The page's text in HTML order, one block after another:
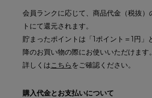
会員ランクに応じて、商品代金（税抜）
トにて還元されます。
貯まったポイントは「1ポイント＝1円」
降のお買い物の際にお使いいただけます。
詳しくはこちら をご確認ください。
購入代金とお支払いについて